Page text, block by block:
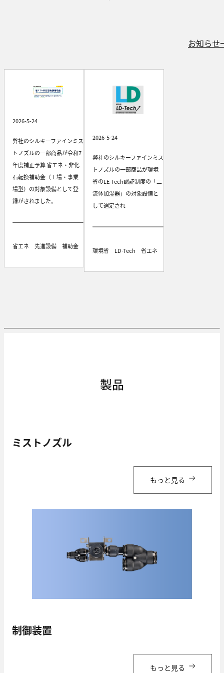
お知らせ
2026-5-24
弊社のシルキーファインミス
トノズルの一部商品が令和7
年度補正予算 省エネ・非化
石転換補助金（工場・事業
場型）の対象設備として登
録がされました。
省エネ 先進設備 補助金
2026-5-24
弊社のシルキーファインミス
トノズルの一部商品が環境
省のLE-Tech認証制度の「二
流体加湿器」の対象設備と
して選定され
環境省 LD-Tech 省エネ
製品
ミストノズル
もっと見る
制御装置
もっと見る